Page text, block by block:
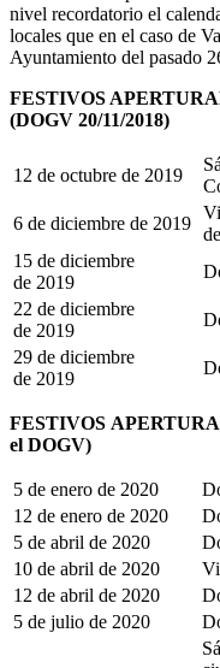
nivel recordatorio el
locales que en el caso de
Ayuntamiento del pasado
FESTIVOS
(DOGV 20/11/2018)
12 de octubre de 2019
6 de diciembre de 2019
15 de diciembre
de 2019
22 de diciembre
de 2019
29 de diciembre
de 2019
FESTIVOS
el DOGV)
5 de enero de 2020
12 de enero de 2020
5 de abril de 2020
10 de abril de 2020
12 de abril de 2020
5 de julio de 2020